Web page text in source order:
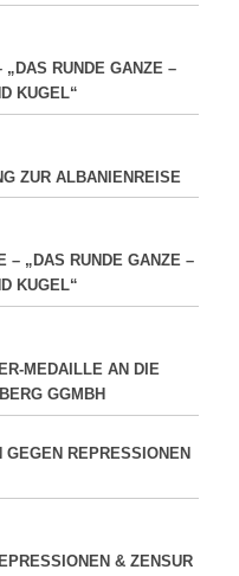
RUNDE GANZE –
KUGEL“
ZUR ALBANIENREISE
– „DAS RUNDE GANZE –
KUGEL“
MEDAILLE AN DIE
GGMBH
REPRESSIONEN
& ZENSUR